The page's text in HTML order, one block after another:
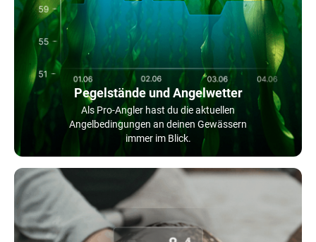
Pegelstände und Angelwetter
Als Pro-Angler hast du die aktuellen
Angelbedingungen an deinen Gewässern
immer im Blick.